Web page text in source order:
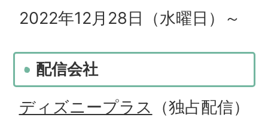
2022年12月28日（水曜日）～
配信会社
ディズニープラス （独占配信）